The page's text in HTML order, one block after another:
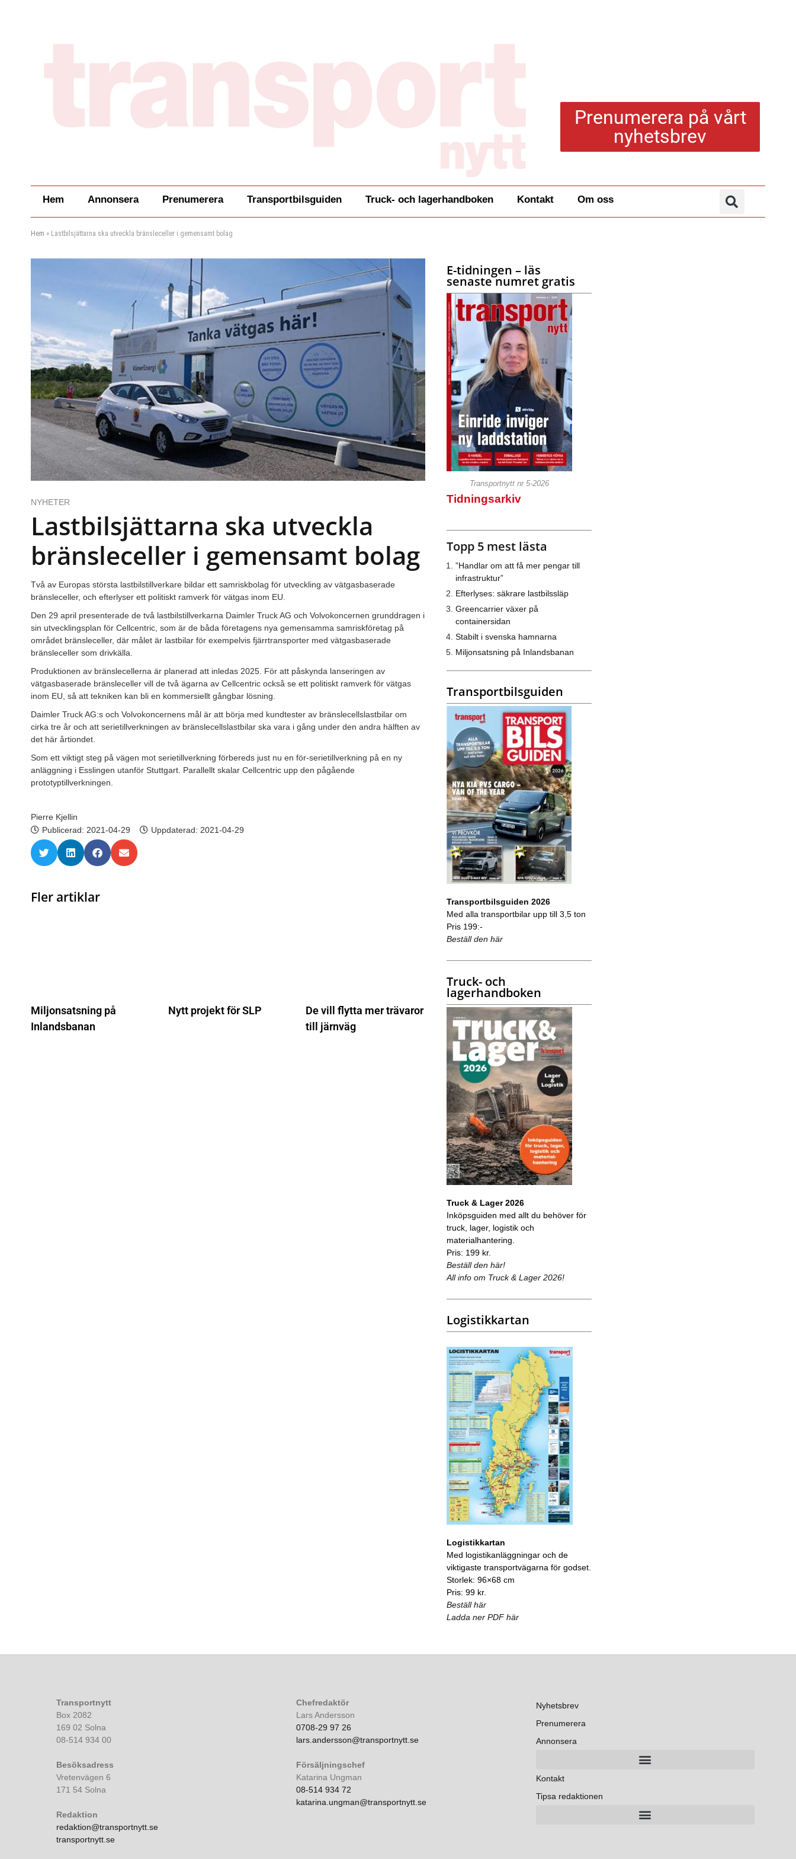
Prenumerera på vårt
nyhetsbrev
Hem Annonsera Prenumerera Transportbilsguiden Truck- och lagerhandboken Kontakt Om oss
Hem » Lastbilsjättarna ska utveckla bränsleceller i gemensamt bolag
NYHETER
Lastbilsjättarna ska utveckla
bränsleceller i gemensamt bolag
Två av Europas största lastbilstillverkare bildar ett samriskbolag för utveckling av vätgasbaserade
bränsleceller, och efterlyser ett politiskt ramverk för vätgas inom EU.
Den 29 april presenterade de två lastbilstillverkarna Daimler Truck AG och Volvokoncernen grunddragen i
sin utvecklingsplan för Cellcentric, som är de båda företagens nya gemensamma samriskföretag på
området bränsleceller, där målet är lastbilar för exempelvis fjärrtransporter med vätgasbaserade
bränsleceller som drivkälla.
Produktionen av bränslecellerna är planerad att inledas 2025. För att påskynda lanseringen av
vätgasbaserade bränsleceller vill de två ägarna av Cellcentric också se ett politiskt ramverk för vätgas
inom EU, så att tekniken kan bli en kommersiellt gångbar lösning.
Daimler Truck AG:s och Volvokoncernens mål är att börja med kundtester av bränslecellslastbilar om
cirka tre år och att serietillverkningen av bränslecellslastbilar ska vara i gång under den andra hälften av
det här årtiondet.
Som ett viktigt steg på vägen mot serietillverkning förbereds just nu en för-serietillverkning på en ny
anläggning i Esslingen utanför Stuttgart. Parallellt skalar Cellcentric upp den pågående
prototyptillverkningen.
Pierre Kjellin
Publicerad: 2021-04-29 Uppdaterad: 2021-04-29
Fler artiklar
Miljonsatsning på
Inlandsbanan
Nytt projekt för SLP
De vill flytta mer trävaror
till järnväg
E-tidningen – läs
senaste numret gratis
Transportnytt nr 5-2026
Tidningsarkiv
Topp 5 mest lästa
”Handlar om att få mer pengar till
infrastruktur”
Efterlyses: säkrare lastbilssläp
Greencarrier växer på
containersidan
Stabilt i svenska hamnarna
Miljonsatsning på Inlandsbanan
Transportbilsguiden
Transportbilsguiden 2026
Med alla transportbilar upp till 3,5 ton
Pris 199:-
Beställ den här
Truck- och
lagerhandboken
Truck & Lager 2026
Inköpsguiden med allt du behöver för
truck, lager, logistik och
materialhantering.
Pris: 199 kr.
Beställ den här!
All info om Truck & Lager 2026!
Logistikkartan
Logistikkartan
Med logistikanläggningar och de
viktigaste transportvägarna för godset.
Storlek: 96×68 cm
Pris: 99 kr.
Beställ här
Ladda ner PDF här
Transportnytt
Box 2082
169 02 Solna
08-514 934 00
Besöksadress
Vretenvägen 6
171 54 Solna
Redaktion
redaktion@transportnytt.se
transportnytt.se
Chefredaktör
Lars Andersson
0708-29 97 26
lars.andersson@transportnytt.se
Försäljningschef
Katarina Ungman
08-514 934 72
katarina.ungman@transportnytt.se
Nyhetsbrev
Prenumerera
Annonsera
Kontakt
Tipsa redaktionen